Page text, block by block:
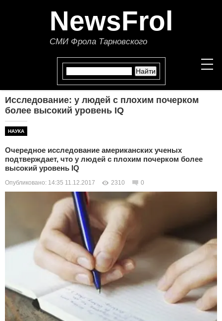
NewsFrol
СМИ Фрола Тарновского
НОВОСТИ
ПОЛИТИКА
В МИРЕ
ОБЩЕСТВО
КУЛЬТУРА
НАУКА
СПОРТ
ШОУ-БИЗНЕС
Исследование: у людей с плохим почерком
более высокий уровень IQ
НАУКА
Очередное исследование американских ученых
подтверждает, что у людей с плохим почерком более
высокий уровень IQ
Опубликовано: 14:35 11.12.2017 2310 0